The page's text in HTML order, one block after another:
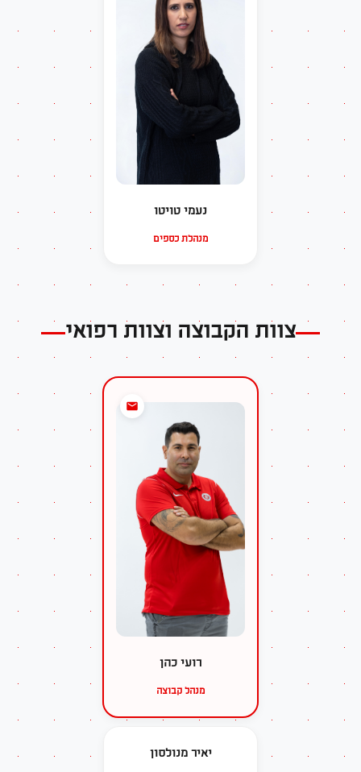
נעמי טויטו
מנהלת כספים
צוות הקבוצה וצוות רפואי
רועי כהן
מנהל קבוצה
יאיר מנולסון